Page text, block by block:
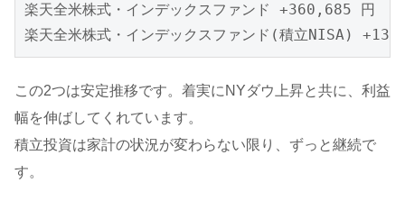
楽天全米株式・インデックスファンド +360,685 円
この2つは安定推移です。着実にNYダウ上昇と共に、利益
幅を伸ばしてくれています。
積立投資は家計の状況が変わらない限り、ずっと継続で
す。